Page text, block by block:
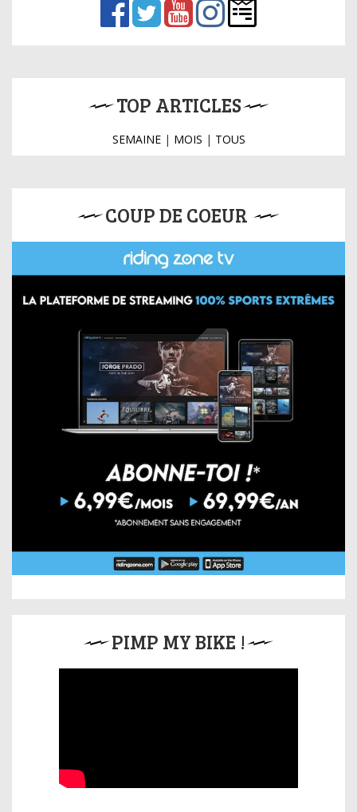
TOP ARTICLES
SEMAINE| MOIS | TOUS
COUP DE COEUR
PIMP MY BIKE !